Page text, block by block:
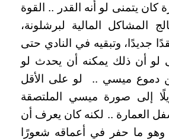
كان يتمنى لو أنه القدر .. القوة
المشاكل المالية لبرشلونة،
جديدًا، وتبقيه في النادي حتى
لو أن ذلك يمكنه أن يحدث لو
دموع ميسي .. لو على الأقل
إلى صورة ميسي الملتصقة
العمارة .. لكنه كان يعرف أن
ما حفر في أعماقه شعورًا